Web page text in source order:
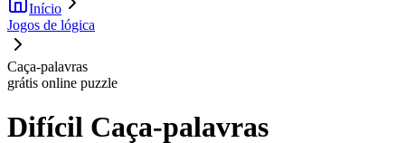
Início
Jogos de lógica
Caça-palavras
grátis online puzzle
Difícil Caça-palavras